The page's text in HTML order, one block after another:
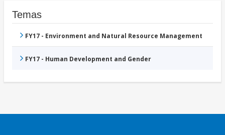
Temas
FY17 - Environment and Natural Resource Management
FY17 - Human Development and Gender